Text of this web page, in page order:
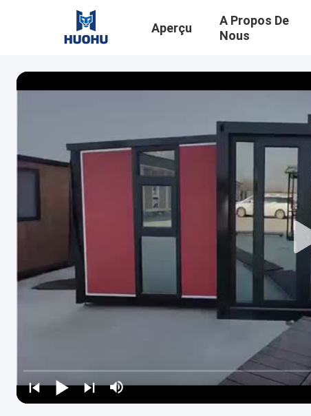
Aperçu
A Propos De
Nous